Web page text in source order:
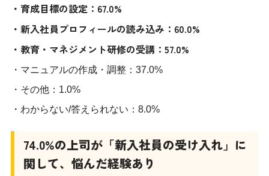
・育成目標の設定：67.0%
・新入社員プロフィールの読み込み：60.0%
・教育・マネジメント研修の受講：57.0%
・マニュアルの作成・調整：37.0%
・その他：1.0%
・わからない/答えられない：8.0%
74.0%の上司が「新入社員の受け入れ」に
関して、悩んだ経験あり